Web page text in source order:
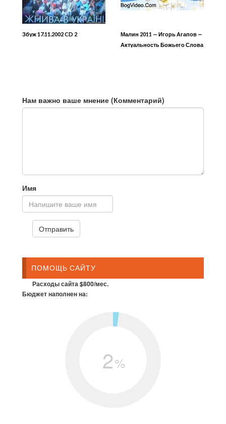
Збуж 17.11.2002 CD 2
Малин 2011 — Игорь Агапов —
Актуальность Божьего Слова
Нам важно ваше мнение (Комментарий)
Имя
ПОМОЩЬ САЙТУ
Расходы сайта $800/мес.
Бюджет наполнен на:
2%